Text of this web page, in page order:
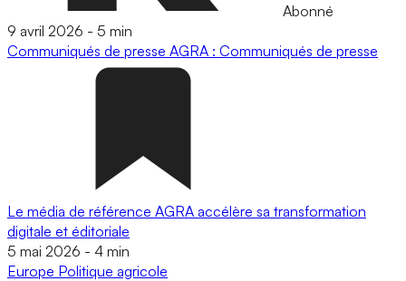
Abonné
9 avril 2026 - 5 min
Communiqués de presse AGRA : Communiqués de presse
Le média de référence AGRA accélère sa transformation
digitale et éditoriale
5 mai 2026 - 4 min
Europe Politique agricole